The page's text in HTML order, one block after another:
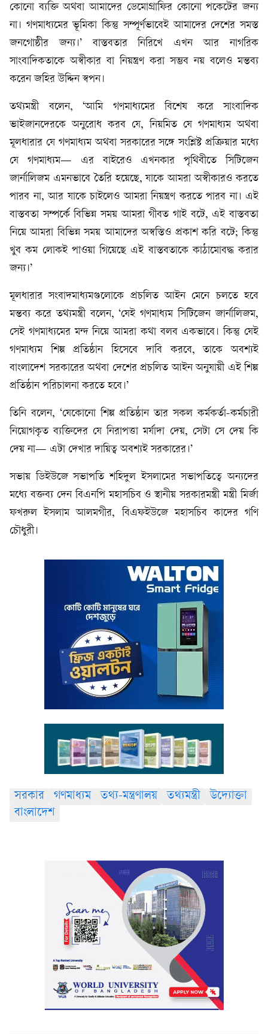
কোনো ব্যক্তি অথবা আমাদের ডেমোগ্রাফির কোনো পকেটের জন্য
না। গণমাধ্যমের ভূমিকা কিন্তু সম্পূর্ণভাবেই আমাদের দেশের সমস্ত
জনগোষ্ঠীর জন্য।’ বাস্তবতার নিরিখে এখন আর নাগরিক
সাংবাদিকতাকে অস্বীকার বা নিয়ন্ত্রণ করা সম্ভব নয় বলেও মন্তব্য
করেন জহির উদ্দিন স্বপন।
তথ্যমন্ত্রী বলেন, ‘আমি গণমাধ্যমের বিশেষ করে সাংবাদিক
ভাইজানদেরকে অনুরোধ করব যে, নিয়মিত যে গণমাধ্যম অথবা
মূলধারার যে গণমাধ্যম অথবা সরকারের সঙ্গে সংশ্লিষ্ট প্রক্রিয়ার মধ্যে
যে গণমাধ্যম— এর বাইরেও এখনকার পৃথিবীতে সিটিজেন
জার্নালিজম এমনভাবে তৈরি হয়েছে, যাকে আমরা অস্বীকারও করতে
পারব না, আর যাকে চাইলেও আমরা নিয়ন্ত্রণ করতে পারব না। এই
বাস্তবতা সম্পর্কে বিভিন্ন সময় আমরা গীবত গাই বটে, এই বাস্তবতা
নিয়ে আমরা বিভিন্ন সময় আমাদের অস্বস্তিও প্রকাশ করি বটে; কিন্তু
খুব কম লোকই পাওয়া গিয়েছে এই বাস্তবতাকে কাঠামোবদ্ধ করার
জন্য।’
মূলধারার সংবাদমাধ্যমগুলোকে প্রচলিত আইন মেনে চলতে হবে
মন্তব্য করে তথ্যমন্ত্রী বলেন, ‘যেই গণমাধ্যম সিটিজেন জার্নালিজম,
সেই গণমাধ্যমের মন্দ নিয়ে আমরা কথা বলব একভাবে। কিন্তু যেই
গণমাধ্যম শিল্প প্রতিষ্ঠান হিসেবে দাবি করবে, তাকে অবশ্যই
বাংলাদেশ সরকারের অথবা দেশের প্রচলিত আইন অনুযায়ী এই শিল্প
প্রতিষ্ঠান পরিচালনা করতে হবে।’
তিনি বলেন, ‘যেকোনো শিল্প প্রতিষ্ঠান তার সকল কর্মকর্তা-কর্মচারী
নিয়োগকৃত ব্যক্তিদের যে নিরাপত্তা মর্যাদা দেয়, সেটা সে দেয় কি
দেয় না— এটা দেখার দায়িত্ব অবশ্যই সরকারের।’
সভায় ডিইউজে সভাপতি শহিদুল ইসলামের সভাপতিত্বে অন্যদের
মধ্যে বক্তব্য দেন বিএনপি মহাসচিব ও স্থানীয় সরকারমন্ত্রী মন্ত্রী মির্জা
ফখরুল ইসলাম আলমগীর, বিএফইউজে মহাসচিব কাদের গণি
চৌধুরী।
সরকার গণমাধ্যম তথ্য-মন্ত্রণালয় তথ্যমন্ত্রী
উদ্যোক্তা
বাংলাদেশ